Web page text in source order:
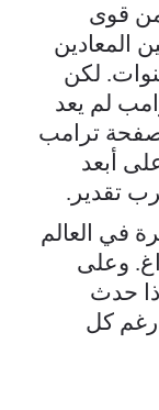
قوى
المعادين
لكن
لم يعد
صفحة ترامب
أبعد
تقدير.
في العالم
وعلى
حدث
رغم كل